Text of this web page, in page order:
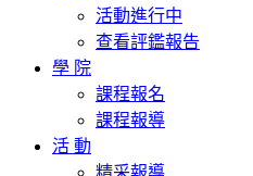
活動進行中
查看評鑑報告
學 院
課程報名
課程報導
活 動
精采報導